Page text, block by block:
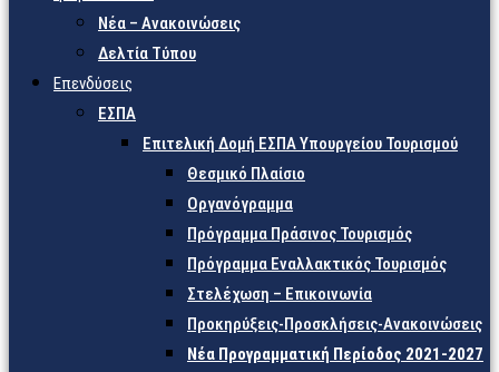
Νέα – Ανακοινώσεις
Δελτία Τύπου
Επενδύσεις
ΕΣΠΑ
Επιτελική Δομή ΕΣΠΑ Υπουργείου Τουρισμού
Θεσμικό Πλαίσιο
Οργανόγραμμα
Πρόγραμμα Πράσινος Τουρισμός
Πρόγραμμα Εναλλακτικός Τουρισμός
Στελέχωση – Επικοινωνία
Προκηρύξεις-Προσκλήσεις-Ανακοινώσεις
Νέα Προγραμματική Περίοδος 2021-2027